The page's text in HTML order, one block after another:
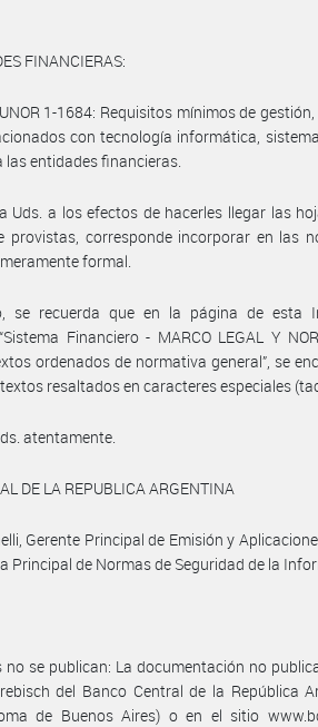
FINANCIERAS:
1-1684: Requisitos mínimos de
con tecnología informática,
las entidades financieras.
Uds. a los efectos de hacerles llegar las
provistas, corresponde incorporar en las
formal.
se recuerda que en la página de esta
Financiero - MARCO LEGAL Y
ordenados de normativa general”, se
resaltados en caracteres especiales
atentamente.
DE LA REPUBLICA ARGENTINA
Gerente Principal de Emisión y
Principal de Normas de Seguridad de la
no se publican: La documentación no
del Banco Central de la República
de Buenos Aires) o en el sitio